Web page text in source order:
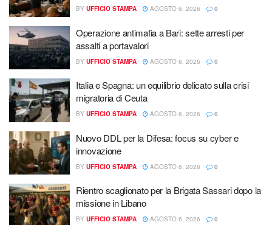
BY UFFICIO STAMPA AGOSTO 6, 2026 0
Operazione antimafia a Bari: sette arresti per
assalti a portavalori
BY UFFICIO STAMPA AGOSTO 6, 2026 0
Italia e Spagna: un equilibrio delicato sulla crisi
migratoria di Ceuta
BY UFFICIO STAMPA AGOSTO 6, 2026 0
Nuovo DDL per la Difesa: focus su cyber e
innovazione
BY UFFICIO STAMPA AGOSTO 6, 2026 0
Rientro scaglionato per la Brigata Sassari dopo la
missione in Libano
BY UFFICIO STAMPA AGOSTO 6, 2026 0